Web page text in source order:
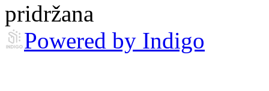
pridržana
Powered by Indigo